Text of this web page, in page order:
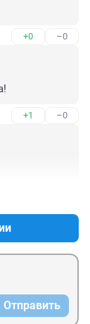
+0 –0
+1 –0
Отправить